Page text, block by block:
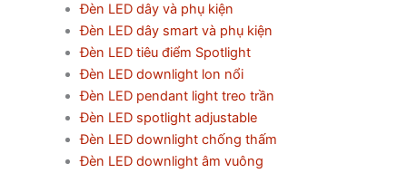
Đèn LED dây và phụ kiện
Đèn LED dây smart và phụ kiện
Đèn LED tiêu điểm Spotlight
Đèn LED downlight lon nổi
Đèn LED pendant light treo trần
Đèn LED spotlight adjustable
Đèn LED downlight chống thấm
Đèn LED downlight âm vuông